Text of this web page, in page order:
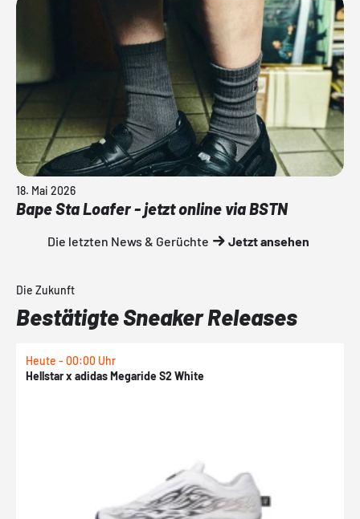
18. Mai 2026
Bape Sta Loafer - jetzt online via BSTN
Die letzten News & Gerüchte Jetzt ansehen
Die Zukunft
Bestätigte Sneaker Releases
Heute - 00:00 Uhr
Hellstar x adidas Megaride S2 White